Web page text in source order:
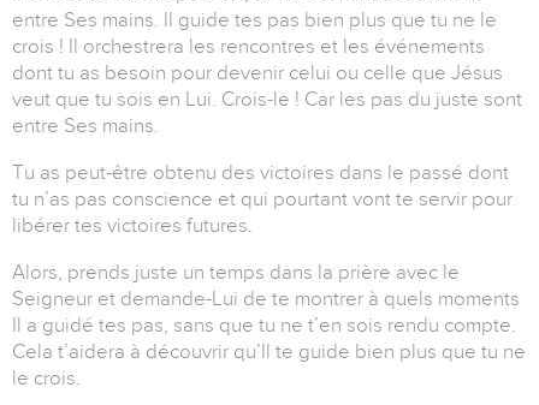
entre Ses mains. Il guide tes pas bien plus que tu ne le
crois ! Il orchestrera les rencontres et les événements
dont tu as besoin pour devenir celui ou celle que Jésus
veut que tu sois en Lui. Crois-le ! Car les pas du juste sont
entre Ses mains.
Tu as peut-être obtenu des victoires dans le passé dont
tu n’as pas conscience et qui pourtant vont te servir pour
libérer tes victoires futures.
Alors, prends juste un temps dans la prière avec le
Seigneur et demande-Lui de te montrer à quels moments
Il a guidé tes pas, sans que tu ne t’en sois rendu compte.
Cela t’aidera à découvrir qu’Il te guide bien plus que tu ne
le crois.